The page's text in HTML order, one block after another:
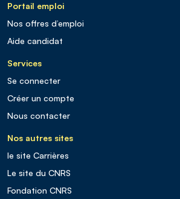
Portail emploi
Nos offres d’emploi
Aide candidat
Services
Se connecter
Créer un compte
Nous contacter
Nos autres sites
le site Carrières
Le site du CNRS
Fondation CNRS